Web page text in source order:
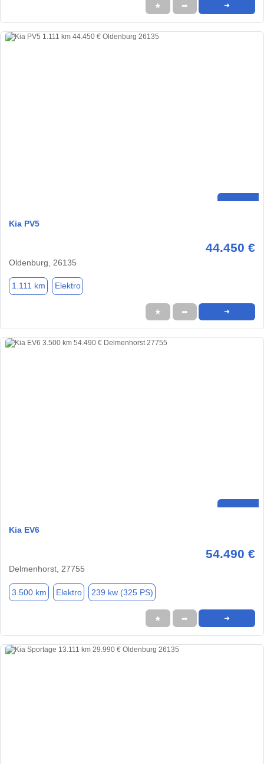
★ ➦ ➜
Kia PV5
44.450 €
Oldenburg, 26135
1.111 km Elektro
★ ➦ ➜
Kia EV6
54.490 €
Delmenhorst, 27755
3.500 km Elektro 239 kw (325 PS)
★ ➦ ➜